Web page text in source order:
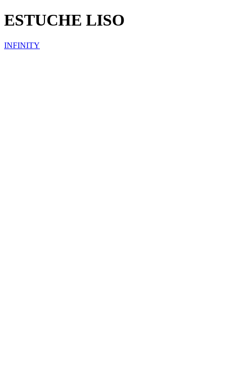
ESTUCHE LISO
INFINITY